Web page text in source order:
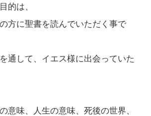
的は、
方に聖書を読んでいただく事で
通して、イエス様に出会っていた
意味、人生の意味、死後の世界、